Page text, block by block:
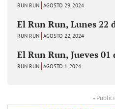
RUN RUN AGOSTO 29, 2024
El Run Run, Lunes 22
RUN RUN AGOSTO 22, 2024
El Run Run, Jueves 01
RUN RUN AGOSTO 1, 2024
-